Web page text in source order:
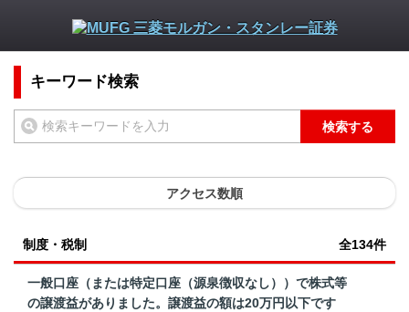
キーワード検索
検索する
アクセス数順
制度・税制 全134件
一般口座（または特定口座（源泉徴収なし））で株式等
の譲渡益がありました。譲渡益の額は20万円以下です